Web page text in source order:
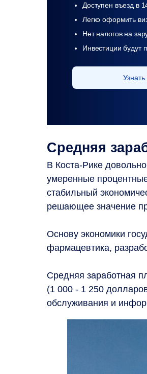
Доступен въезд в
Легко оформить
Нет налогов на
Инвестиции будут
Средняя
В Коста-Рике
умеренные
стабильный
решающее значение
Основу экономики
фармацевтика,
Средняя заработная
(1 000 - 1 250
обслуживания и